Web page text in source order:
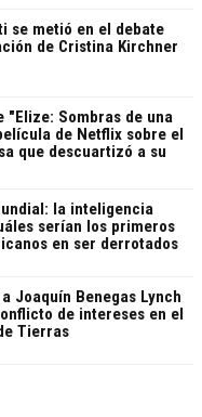
se metió en el debate
de Cristina Kirchner
"Elize: Sombras de una
de Netflix sobre el
que descuartizó a su
la inteligencia
serían los primeros
en ser derrotados
Joaquín Benegas Lynch
de intereses en el
Tierras